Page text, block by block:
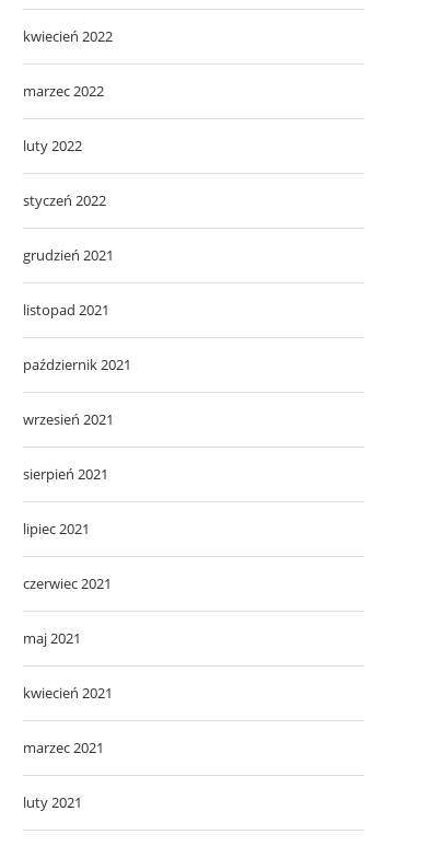
kwiecień 2022
marzec 2022
luty 2022
styczeń 2022
grudzień 2021
listopad 2021
październik 2021
wrzesień 2021
sierpień 2021
lipiec 2021
czerwiec 2021
maj 2021
kwiecień 2021
marzec 2021
luty 2021